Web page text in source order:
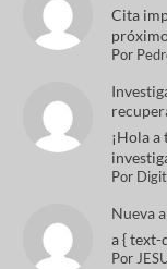
Cita
Por
¡Hola
Por
Nueva
a { text-
Por